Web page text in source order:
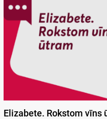
Elizabete. Rokstom vīns